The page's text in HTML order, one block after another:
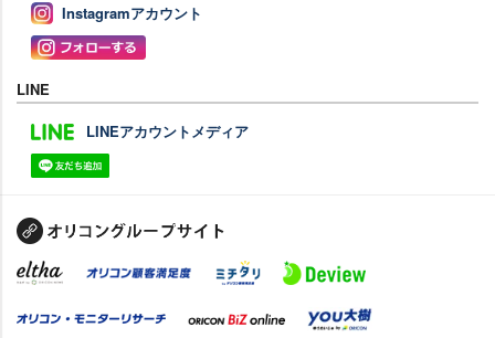
Instagramアカウント
LINE
LINEアカウントメディア